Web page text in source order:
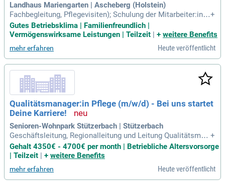
Landhaus Mariengarten | Ascheberg (Holstein)
Fachbegleitung, Pflegevisiten); Schulung der Mitarbeiter:inn
en zu Themen des Qualitätsmanagements; Übernahme von i
nternen Qualitätsaudits und Evaluierung der Prozesse unser
er Einrichtung; Überwachung, Bewertung und Steuerung des
Risikomanagements; Umsetzung
+
Gutes Betriebsklima | Familienfreundlich |
Vermögenswirksame Leistungen | Teilzeit | + weitere Benefits
mehr erfahren Heute veröffentlicht
Qualitätsmanager:in Pflege (m/w/d) - Bei uns startet
Deine Karriere!
Senioren-Wohnpark Stützerbach | Stützerbach
Geschäftsleitung, Regionalleitung und Leitung Qualitätsman
agement; Du trägst dazu bei, dass Pflege auf höchstem Nive
au gelingt – indem du Konzepte und Prozesse mitentwickel
t schenken.
+
Gehalt 4350€ - 4700€ per month | Betriebliche Altersvorsorge
| Teilzeit
+ weitere Benefits
mehr erfahren Heute veröffentlicht